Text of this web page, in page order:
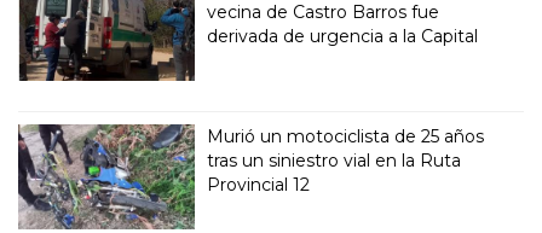
vecina de Castro Barros fue
derivada de urgencia a la Capital
Murió un motociclista de 25 años
tras un siniestro vial en la Ruta
Provincial 12